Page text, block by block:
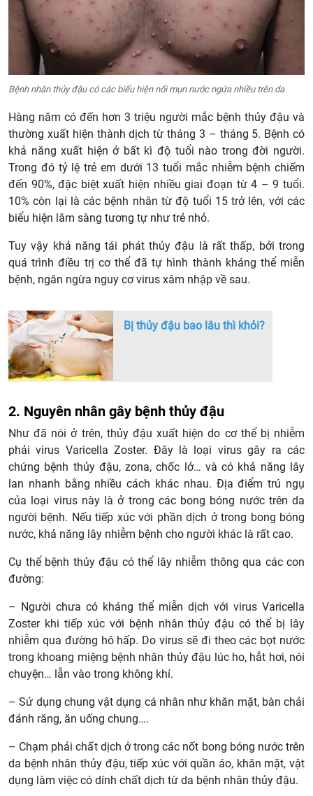
Bệnh nhân thủy đậu có các biểu hiện nổi mụn nước ngứa nhiều trên da
Hàng năm có đến hơn 3 triệu người mắc bệnh thủy đậu và
thường xuất hiện thành dịch từ tháng 3 – tháng 5. Bệnh có
khả năng xuất hiện ở bất kì độ tuổi nào trong đời người.
Trong đó tỷ lệ trẻ em dưới 13 tuổi mắc nhiễm bệnh chiếm
đến 90%, đặc biệt xuất hiện nhiều giai đoạn từ 4 – 9 tuổi.
10% còn lại là các bệnh nhân từ độ tuổi 15 trở lên, với các
biểu hiện lâm sàng tương tự như trẻ nhỏ.
Tuy vậy khả năng tái phát thủy đậu là rất thấp, bởi trong
quá trình điều trị cơ thể đã tự hình thành kháng thể miễn
bệnh, ngăn ngừa nguy cơ virus xâm nhập về sau.
Bị thủy đậu bao lâu thì khỏi?
2. Nguyên nhân gây bệnh thủy đậu
Như đã nói ở trên, thủy đậu xuất hiện do cơ thể bị nhiễm
phải virus Varicella Zoster. Đây là loại virus gây ra các
chứng bệnh thủy đậu, zona, chốc lở… và có khả năng lây
lan nhanh bằng nhiều cách khác nhau. Địa điểm trú ngụ
của loại virus này là ở trong các bong bóng nước trên da
người bệnh. Nếu tiếp xúc với phần dịch ở trong bong bóng
nước, khả năng lây nhiễm bệnh cho người khác là rất cao.
Cụ thể bệnh thủy đậu có thể lây nhiễm thông qua các con
đường:
– Người chưa có kháng thể miễn dịch với virus Varicella
Zoster khi tiếp xúc với bệnh nhân thủy đậu có thể bị lây
nhiễm qua đường hô hấp. Do virus sẽ đi theo các bọt nước
trong khoang miệng bệnh nhân thủy đậu lúc ho, hắt hơi, nói
chuyện… lẫn vào trong không khí.
– Sử dụng chung vật dụng cá nhân như khăn mặt, bàn chải
đánh răng, ăn uống chung….
– Chạm phải chất dịch ở trong các nốt bong bóng nước trên
da bệnh nhân thủy đậu, tiếp xúc với quần áo, khăn mặt, vật
dụng làm việc có dính chất dịch từ da bệnh nhân thủy đậu.